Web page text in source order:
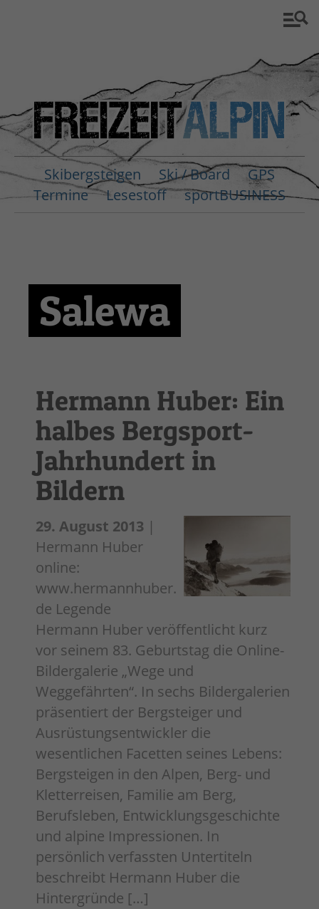
Skibergsteigen Ski / Board
GPS
Termine
Lesestoff sportBUSINESS
Salewa
Hermann Huber: Ein
halbes Bergsport-
Jahrhundert in
Bildern
29. August 2013 |
Hermann Huber
online:
www.hermannhuber.
de Legende
Hermann Huber veröffentlicht kurz
vor seinem 83. Geburtstag die Online-
Bildergalerie „Wege und
Weggefährten“. In sechs Bildergalerien
präsentiert der Bergsteiger und
Ausrüstungsentwickler die
wesentlichen Facetten seines Lebens:
Bergsteigen in den Alpen, Berg- und
Kletterreisen, Familie am Berg,
Berufsleben, Entwicklungsgeschichte
und alpine Impressionen. In
persönlich verfassten Untertiteln
beschreibt Hermann Huber die
Hintergründe […]